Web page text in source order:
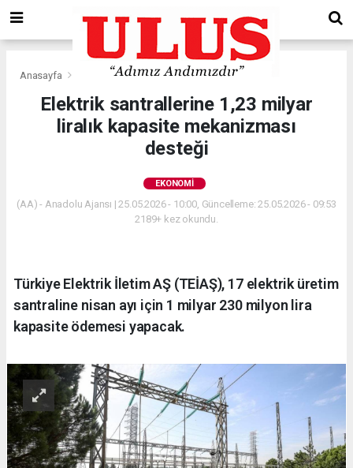
Anasayfa Ekonomi
Elektrik santrallerine 1,23 milyar
liralık kapasite mekanizması
desteği
EKONOMI
(AA) - Anadolu Ajansı | 25.05.2026 - 10:00, Güncelleme: 25.05.2026 - 09:53
2189+ kez okundu.
Türkiye Elektrik İletim AŞ (TEİAŞ), 17 elektrik üretim
santraline nisan ayı için 1 milyar 230 milyon lira
kapasite ödemesi yapacak.